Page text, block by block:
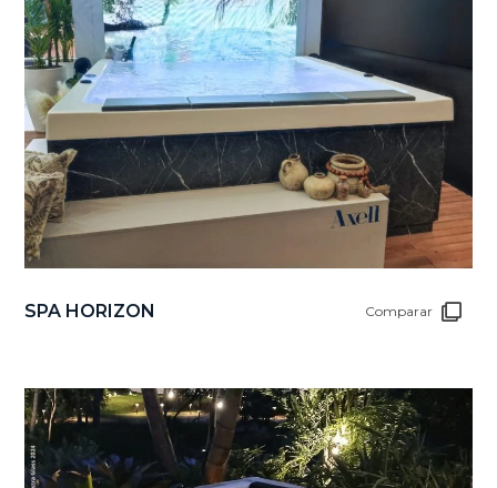
SPA HORIZON Comparar